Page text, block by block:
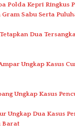
Polda Kepri Ringkus
Gram Sabu Serta
Dua
Ungkap Kasus
Ungkap Kasus
Ungkap Dua Kasus
Barat